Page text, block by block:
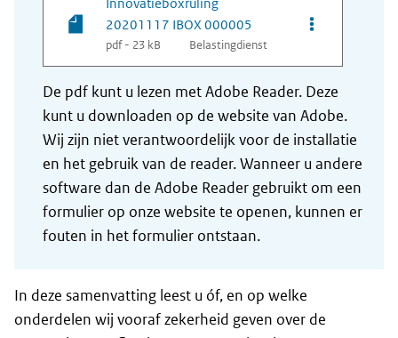
20201117 IBOX 000005
pdf - 23 kB Belastingdienst
Opties van
De pdf kunt u lezen met Adobe Reader. Deze
kunt u downloaden op de website van Adobe.
Wij zijn niet verantwoordelijk voor de installatie
en het gebruik van de reader. Wanneer u andere
software dan de Adobe Reader gebruikt om een
formulier op onze website te openen, kunnen er
fouten in het formulier ontstaan.
In deze samenvatting leest u óf, en op welke
onderdelen wij vooraf zekerheid geven over de